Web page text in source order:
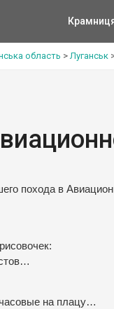
область >Луганськ
похода в
на плацу…